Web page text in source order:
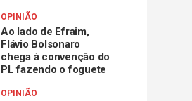
OPINIÃO
Ao lado de Efraim,
Flávio Bolsonaro
chega à convenção do
PL fazendo o foguete
OPINIÃO